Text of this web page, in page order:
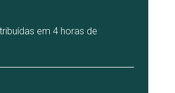
em 4 horas de